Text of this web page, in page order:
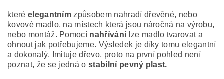
které elegantním způsobem nahradí dřevěné, nebo
kovové madlo, na místech která jsou náročná na výrobu,
nebo montáž. Pomocí nahřívání lze madlo tvarovat a
ohnout jak potřebujeme. Výsledek je díky tomu elegantní
a dokonalý. Imituje dřevo, proto na první pohled není
poznat, že se jedná ostabilní pevný plast.